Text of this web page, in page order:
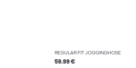
REGULAR FIT JOGGINGHOSE
59.99 €